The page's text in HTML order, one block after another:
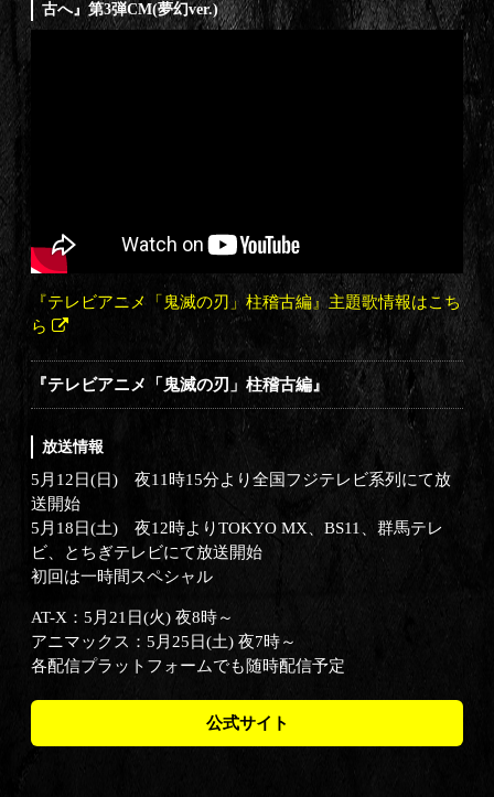
古へ』第3弾CM(夢幻ver.)
『テレビアニメ「鬼滅の刃」柱稽古編』主題歌情報はこち
ら
『テレビアニメ「鬼滅の刃」柱稽古編』
放送情報
5月12日(日) 夜11時15分より全国フジテレビ系列にて放
送開始
5月18日(土) 夜12時よりTOKYO MX、BS11、群馬テレ
ビ、とちぎテレビにて放送開始
初回は一時間スペシャル
AT-X：5月21日(火) 夜8時～
アニマックス：5月25日(土) 夜7時～
各配信プラットフォームでも随時配信予定
公式サイト